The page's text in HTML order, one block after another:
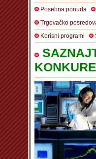
Posebna ponuda
Trgovačko
Korisni programi